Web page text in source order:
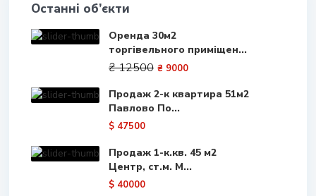
Останні об’єкти
Оренда 30м2
торгівельного приміщен...
₴ 12500 ₴ 9000
Продаж 2-к квартира 51м2
Павлово По...
$ 47500
Продаж 1-к.кв. 45 м2
Центр, ст.м. М...
$ 40000